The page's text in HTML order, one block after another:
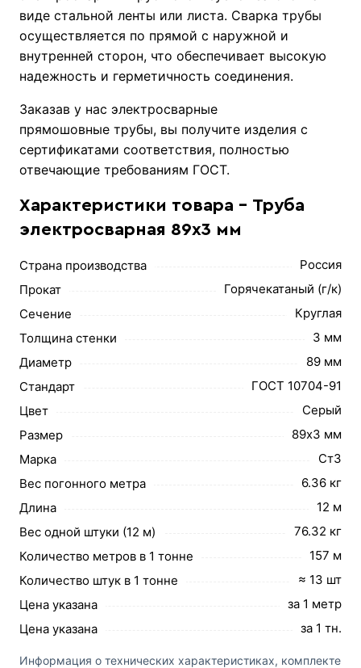
виде стальной ленты или листа. Сварка трубы
осуществляется по прямой с наружной и
внутренней сторон, что обеспечивает высокую
надежность и герметичность соединения.
Заказав у нас электросварные
прямошовные трубы, вы получите изделия с
сертификатами соответствия, полностью
отвечающие требованиям ГОСТ.
Характеристики товара - Труба
электросварная 89х3 мм
Страна производства
Россия
Прокат
Горячекатаный (г/к)
Сечение
Круглая
Толщина стенки
3 мм
Диаметр
89 мм
Стандарт
ГОСТ 10704-91
Цвет
Серый
Размер
89х3 мм
Марка
Ст3
Вес погонного метра
6.36 кг
Длина
12 м
Вес одной штуки (12 м)
76.32 кг
Количество метров в 1 тонне
157 м
Количество штук в 1 тонне
≈ 13 шт
Цена указана
за 1 метр
Цена указана
за 1 тн.
Информация о технических характеристиках, комплекте